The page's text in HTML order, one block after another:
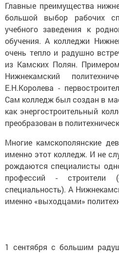
Главные преимущества
большой выбор рабочих
учебного заведения к
обучения. А колледжи
очень тепло и радушно
из Камских Полян.
Нижнекамский
Е.Н.Королева -
Сам колледж был создан в
как энергостроительный
преобразован в
Многие камскополянские
именно этот колледж. И не
рождаются специалисты
профессий - строители
специальность). А
именно «выходцами»
1 сентября с большим